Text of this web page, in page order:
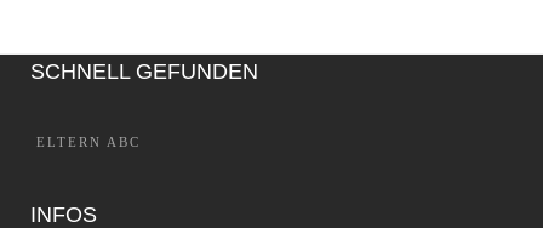
SCHNELL GEFUNDEN
ELTERN ABC
INFOS